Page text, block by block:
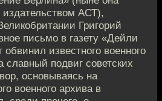
АСТ),
Григорий
письмо в газету «Дейли
известного военного
славный подвиг советских
основываясь на
военного архива в